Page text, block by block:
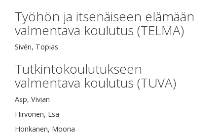
Työhön ja itsenäiseen elämään
valmentava koulutus (TELMA)
Sivén, Topias
Tutkintokoulutukseen
valmentava koulutus (TUVA)
Asp, Vivian
Hirvonen, Esa
Honkanen, Moona